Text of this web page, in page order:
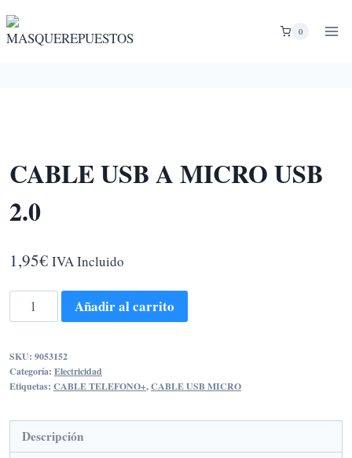
al
0
CABLE USB A MICRO USB
2.0
1,95€ IVA Incluido
CABLE
USB
MICRO
USB
cantidad
Añadir al carrito
SKU: 9053152
Categoría: Electricidad
Etiquetas: CABLE TELEFONO+,CABLE USB MICRO
Descripción